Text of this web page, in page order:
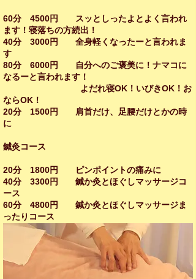
​60分 4500円 スッとしったよとよく言われ
ます！寝落ちの方続出！
40分 3000円 全身軽くなったーと言われま
す
80分 6000円 自分へのご褒美に！ナマコに
なるーと言われます！
よだれ寝OK！いびきOK！お
ならOK！
20分 1500円 肩首だけ、足腰だけとかの時
に
鍼灸コース
20分 1800円 ピンポイントの痛みに
40分 3300円 鍼か灸とほぐしマッサージコ
ース
60分 4800円 鍼か灸とほぐしマッサージま
ったりコース